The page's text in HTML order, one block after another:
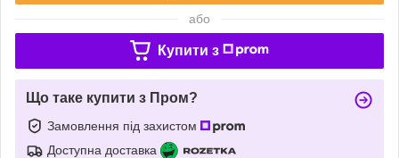
або
Купити з
Що таке купити з Пром?
Замовлення під захистом
Доступна доставка